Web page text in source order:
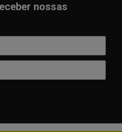
nossas